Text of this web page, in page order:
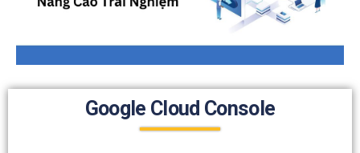
Google Cloud Console